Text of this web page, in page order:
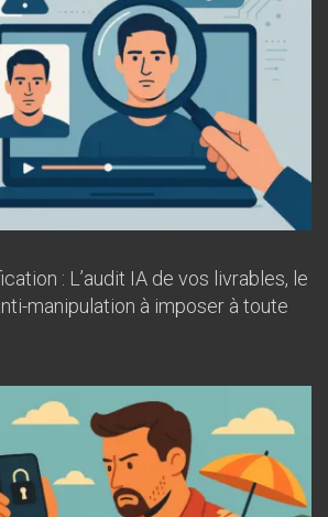
: L’audit IA de vos livrables, le
manipulation à imposer à toute